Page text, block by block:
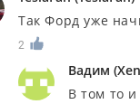
Так Форд уже
2
Вадим (
В том то